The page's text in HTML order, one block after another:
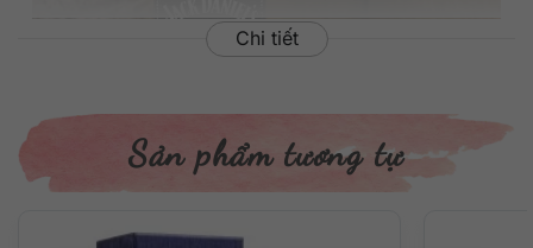
Rượu Jack Daniel’s No.7
Chi tiết
Sản phẩm tương tự